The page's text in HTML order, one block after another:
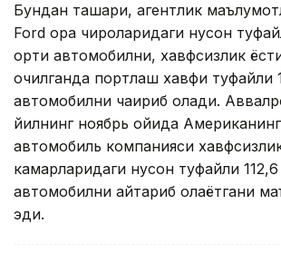
Бундан ташқари, агентлик
Ford орқа чироқларидаги нуқсон
ортиқ автомобилни, хавфсизлик
очилганда портлаш хавфи туфайли
автомобилни чақириб олади.
йилнинг ноябрь ойида
автомобиль компанияси
камарларидаги нуқсон туфайли
автомобилни қайтариб олаётгани
эди.